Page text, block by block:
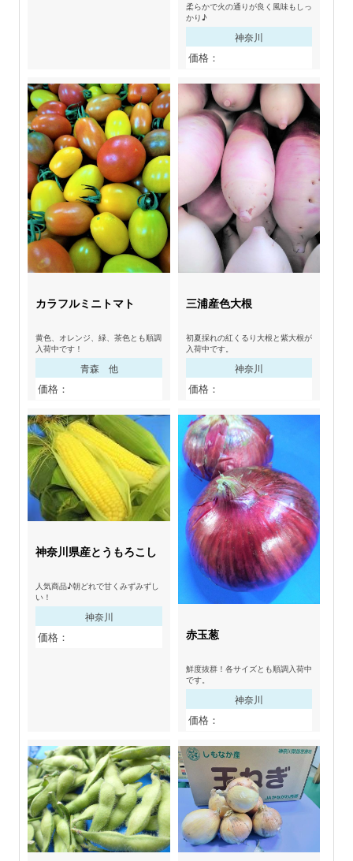
柔らかで火の通りが良く風味もしっ
かり♪
神奈川
価格：
カラフルミニトマト
黄色、オレンジ、緑、茶色とも順調
入荷中です！
青森 他
価格：
三浦産色大根
初夏採れの紅くるり大根と紫大根が
入荷中です。
神奈川
価格：
神奈川県産とうもろこし
人気商品♪朝どれで甘くみずみずし
い！
神奈川
価格： 赤玉葱
鮮度抜群！各サイズとも順調入荷中
です。
神奈川
価格：